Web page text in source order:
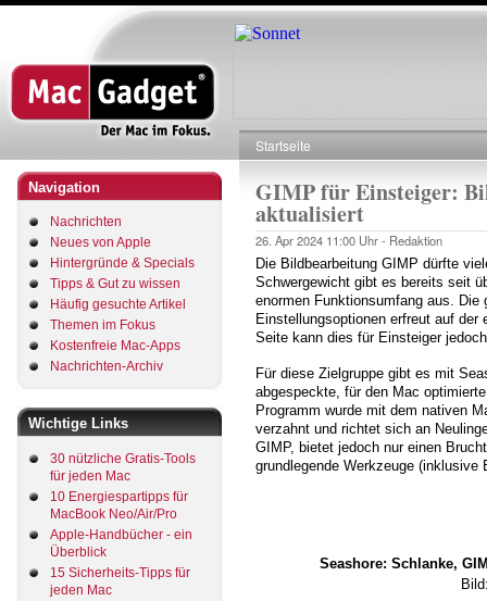
Direkt
zum
Navigation
Nachrichten
Neues von Apple
Hintergründe & Specials
Tipps & Gut zu wissen
Häufig gesuchte Artikel
Themen im Fokus
Kostenfreie Mac-Apps
Nachrichten-Archiv
Wichtige Links
30 nützliche Gratis-Tools
für jeden Mac
10 Energiespartipps für
MacBook Neo/Air/Pro
Apple-Handbücher - ein
Überblick
15 Sicherheits-Tipps für
jeden Mac
Pfadnavigation
Startseite
GIMP für Einsteiger:
aktualisiert
26. Apr 2024 11:00 Uhr - Redaktion
Die Bildbearbeitung GIMP dürfte
Schwergewicht gibt es bereits seit
enormen Funktionsumfang aus.
Einstellungsoptionen erfreut auf der
Seite kann dies für Einsteiger
Für diese Zielgruppe gibt es mit
abgespeckte, für den Mac
Programm wurde mit dem nativen
verzahnt und richtet sich an
GIMP, bietet jedoch nur einen
grundlegende Werkzeuge (inklusive
Seashore: Schlanke,